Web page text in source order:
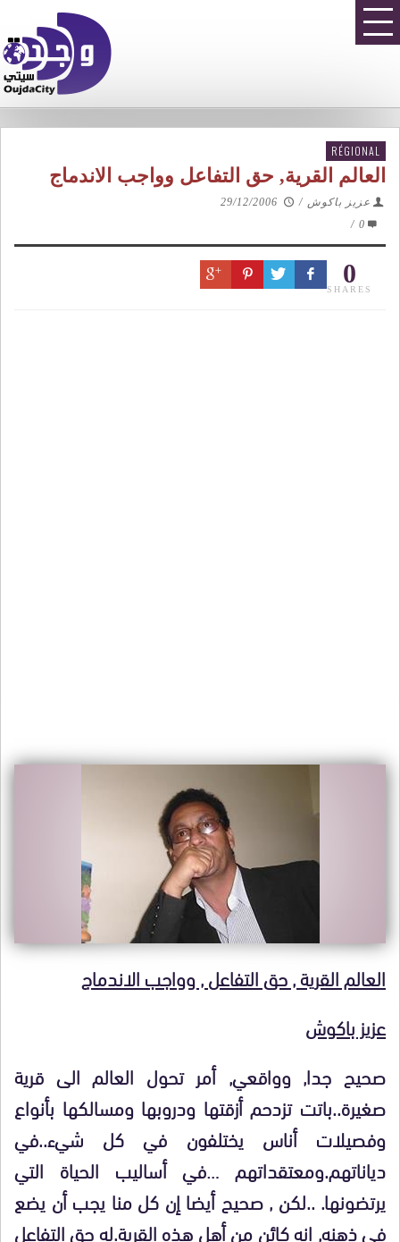
RÉGIONAL
العالم القرية, حق التفاعل وواجب الاندماج
عزيز باكوش /
29/12/2006
0
/
0
SHARES
العالم القرية , حق التفاعل , وواجب الاندماج
عزيز باكوش
صحيح جدا, وواقعي, أمر تحول العالم الى قرية
صغيرة..باتت تزدحم أزقتها ودروبها ومسالكها بأنواع
وفصيلات أناس يختلفون في كل شيء..في
دياناتهم.ومعتقداتهم …في أساليب الحياة التي
يرتضونها. ..لكن , صحيح أيضا إن كل منا يجب أن يضع
في ذهنه, انه كائن من أهل هذه القرية.له حق التفاعل